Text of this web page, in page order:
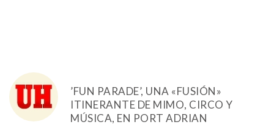
’FUN PARADE’, UNA «FUSIÓN»
ITINERANTE DE MIMO, CIRCO Y
MÚSICA, EN PORT ADRIAN